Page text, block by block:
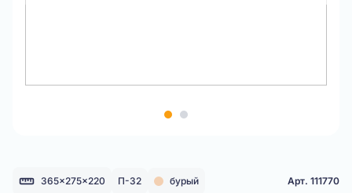
365x275x220 П-32 бурый Арт. 111770